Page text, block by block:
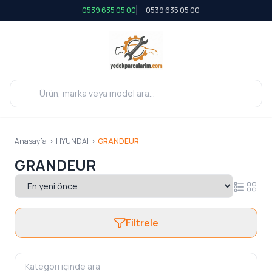
0539 635 05 00 0539 635 05 00
Anasayfa > HYUNDAI > GRANDEUR
GRANDEUR
Filtrele